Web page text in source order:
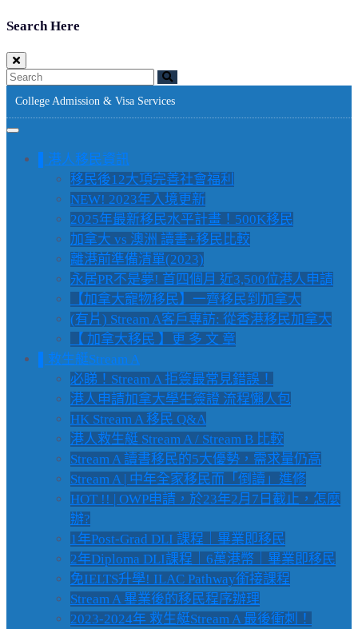
Search Here
College Admission & Visa Services
▌港人移民資訊
移民後12大項完善社會福利
NEW! 2023年入境更新
2025年最新移民水平計畫！500K移民
加拿大 vs 澳洲 讀書+移民比較
離港前準備清單(2023)
永居PR不是夢! 首四個月 近3,500位港人申請
【加拿大寵物移民】一齊移民到加拿大
(有片) Stream A客戶專訪: 從香港移民加拿大
【 加拿大移民 】更 多 文 章
▌救生艇Stream A
必睇！Stream A 拒簽最常見錯誤！
港人申請加拿大學生簽證 流程懶人包
HK Stream A 移民 Q&A
港人救生艇 Stream A / Stream B 比較
Stream A 讀書移民的5大優勢，需求量仍高
Stream A | 中年全家移民而「倒讀」進修
HOT !! | OWP申請，於23年2月7日截止，怎麼
辦?
1年Post-Grad DLI 課程｜畢業即移民
2年Diploma DLI課程｜6萬港幣｜畢業即移民
免IELTS升學! ILAC Pathway銜接課程
Stream A 畢業後的移民程序辦理
2023-2024年 救生艇Stream A 最後衝刺！